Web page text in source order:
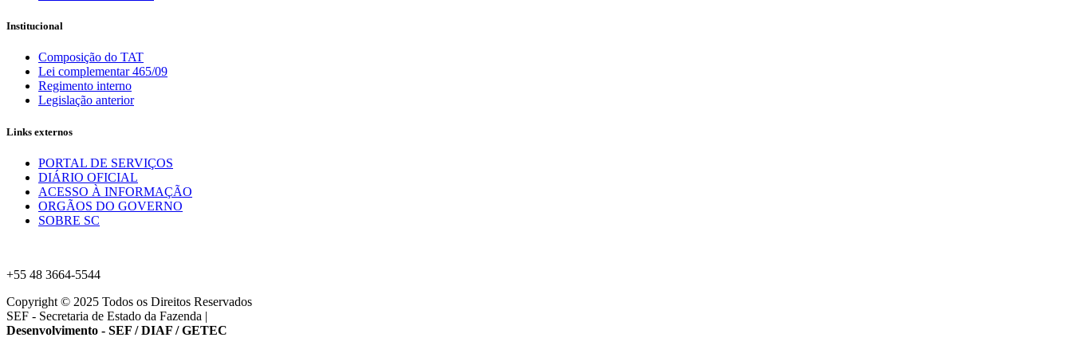
Institucional
Composição do TAT
Lei complementar 465/09
Regimento interno
Legislação anterior
Links externos
PORTAL DE SERVIÇOS
DIÁRIO OFICIAL
ACESSO À INFORMAÇÃO
ORGÃOS DO GOVERNO
SOBRE SC
+55 48 3664-5544
Copyright © 2025 Todos os Direitos Reservados
SEF - Secretaria de Estado da Fazenda |
Desenvolvimento - SEF / DIAF / GETEC